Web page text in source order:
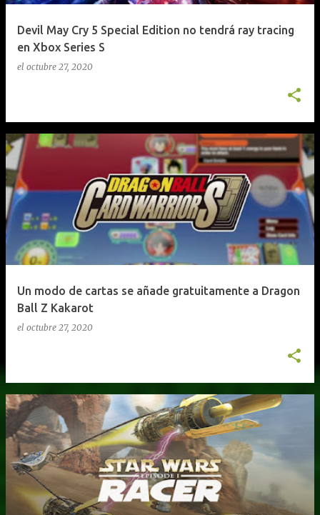
Devil May Cry 5 Special Edition no tendrá ray tracing
en Xbox Series S
el octubre 27, 2020
Un modo de cartas se añade gratuitamente a Dragon
Ball Z Kakarot
el octubre 27, 2020